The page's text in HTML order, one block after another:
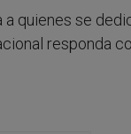
quienes se
responda